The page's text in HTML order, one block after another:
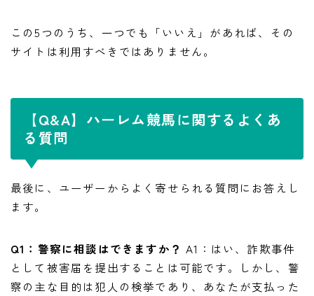
この5つのうち、一つでも「いいえ」があれば、その
サイトは利用すべきではありません。
【Q&A】ハーレム競馬に関するよくあ
る質問
最後に、ユーザーからよく寄せられる質問にお答えし
ます。
Q1：警察に相談はできますか？ A1：はい、詐欺事件
として被害届を提出することは可能です。しかし、警
察の主な目的は犯人の検挙であり、あなたが支払った